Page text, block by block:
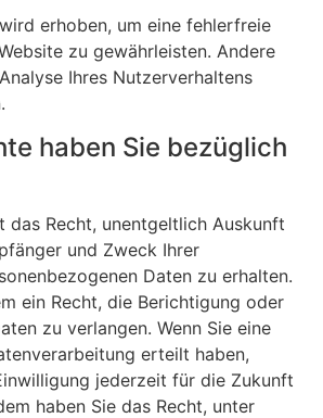
erhoben, um eine fehlerfreie
zu gewährleisten. Andere
Ihres Nutzerverhaltens
haben Sie bezüglich
das Recht, unentgeltlich Auskunft
und Zweck Ihrer
Daten zu erhalten.
ein Recht, die Berichtigung oder
zu verlangen. Wenn Sie eine
erteilt haben,
jederzeit für die Zukunft
haben Sie das Recht, unter